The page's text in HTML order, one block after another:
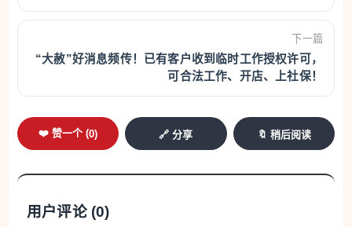
下一篇
“大赦”好消息频传！已有客户收到临时工作授权许可，
可合法工作、开店、上社保！
❤️ 赞一个 (0) 🔗 分享 🔖 稍后阅读
用户评论 (0)